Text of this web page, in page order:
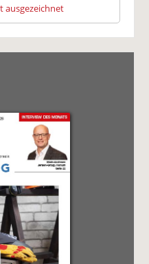
ausgezeichnet